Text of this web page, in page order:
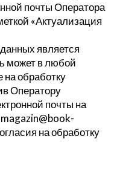
почты Оператора
«Актуализация
является
может в любой
на обработку
Оператору
почты на
на обработку